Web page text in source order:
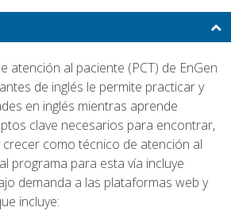
atención al paciente (PCT) de EnGen
de inglés le permite practicar y
en inglés mientras aprende
clave necesarios para encontrar,
como técnico de atención al
programa para esta vía incluye
demanda a las plataformas web y
incluye: